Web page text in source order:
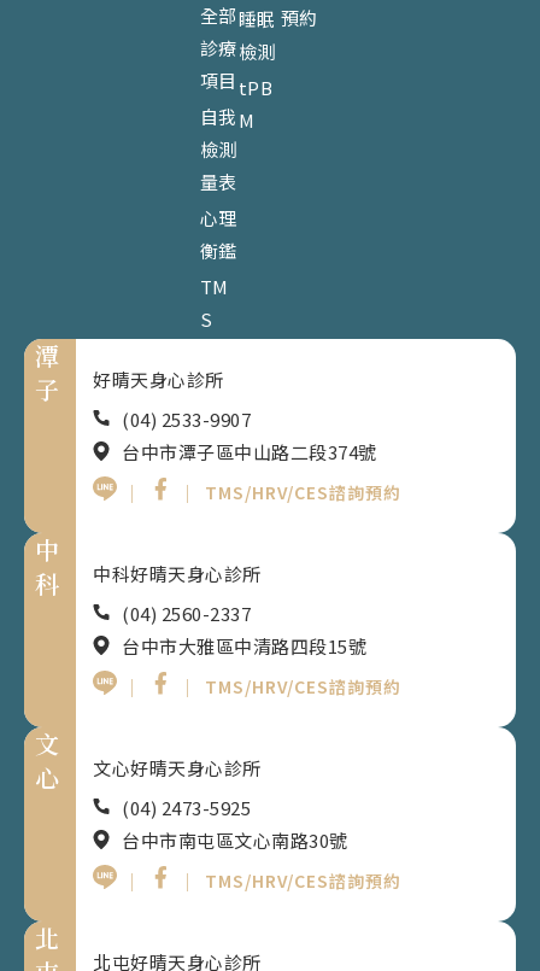
全部
診療
項目
自我
檢測
量表
心理
衡鑑
TM
S
睡眠
檢測
tPB
M
預約
潭
子
好晴天身心診所
(04) 2533-9907
台中市潭子區中山路二段374號
｜
｜ TMS/HRV/CES諮詢預約
中
科
中科好晴天身心診所
(04) 2560-2337
台中市大雅區中清路四段15號
｜
｜ TMS/HRV/CES諮詢預約
文
心
文心好晴天身心診所
(04) 2473-5925
台中市南屯區文心南路30號
｜
｜ TMS/HRV/CES諮詢預約
北
北屯好晴天身心診所